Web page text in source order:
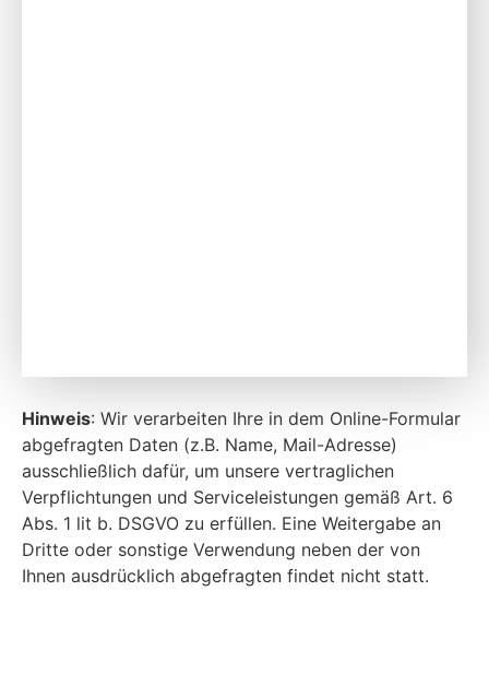
Hinweis: Wir verarbeiten Ihre in dem Online-Formular
abgefragten Daten (z.B. Name, Mail-Adresse)
ausschließlich dafür, um unsere vertraglichen
Verpflichtungen und Serviceleistungen gemäß Art. 6
Abs. 1 lit b. DSGVO zu erfüllen. Eine Weitergabe an
Dritte oder sonstige Verwendung neben der von
Ihnen ausdrücklich abgefragten findet nicht statt.